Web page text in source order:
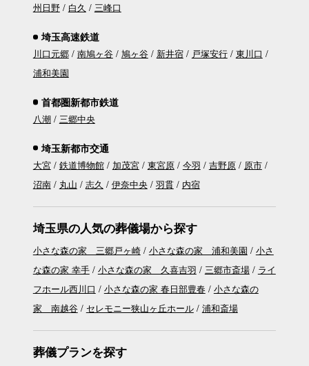
州日野
白久 三峰口
埼玉高速鉄道
川口元郷 南鳩ヶ谷 鳩ヶ谷 新井宿 戸塚安行
東川口
浦和美園
首都圏新都市鉄道
八潮 三郷中央
埼玉新都市交通
大宮 鉄道博物館 加茂宮 東宮原 今羽 吉野原
原市
沼南
丸山 志久 伊奈中央 羽貫 内宿
埼玉県の人気の葬儀場から探す
小さな森の家 三郷戸ヶ崎 小さな森の家 浦和美園
小さ
な森の家 幸手
小さな森の家 久喜吉羽 三郷市斎場
ライ
フホール西川口
小さな森の家 春日部豊春
小さな森の
家 南越谷
セレモニー狭山ヶ丘ホール 浦和斎場
葬儀プランを探す